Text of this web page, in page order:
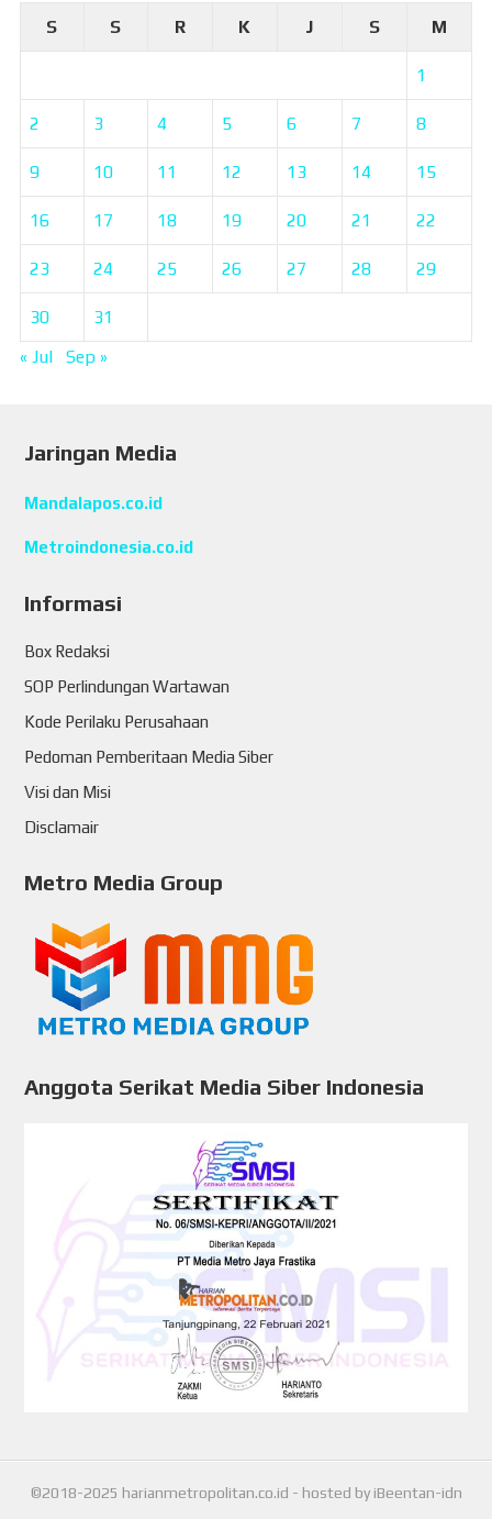
S
S R K J S M
1
2 3 4 5 6 7 8
9 10 11 12 13 14 15
16 17 18 19 20 21 22
23 24 25 26 27 28 29
30
31
« Jul
Sep »
Jaringan Media
Mandalapos.co.id
Metroindonesia.co.id
Informasi
Box Redaksi
SOP Perlindungan Wartawan
Kode Perilaku Perusahaan
Pedoman Pemberitaan Media Siber
Visi dan Misi
Disclamair
Metro Media Group
Anggota Serikat Media Siber Indonesia
©2018-2025 harianmetropolitan.co.id - hosted by iBeentan-idn